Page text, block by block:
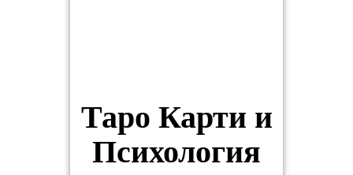
Таро Карти и
Психология